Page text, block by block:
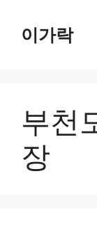
이가락
부천
장